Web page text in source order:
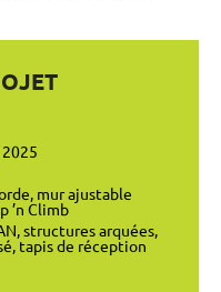
mur ajustable
’n Climb
structures arquées,
tapis de réception